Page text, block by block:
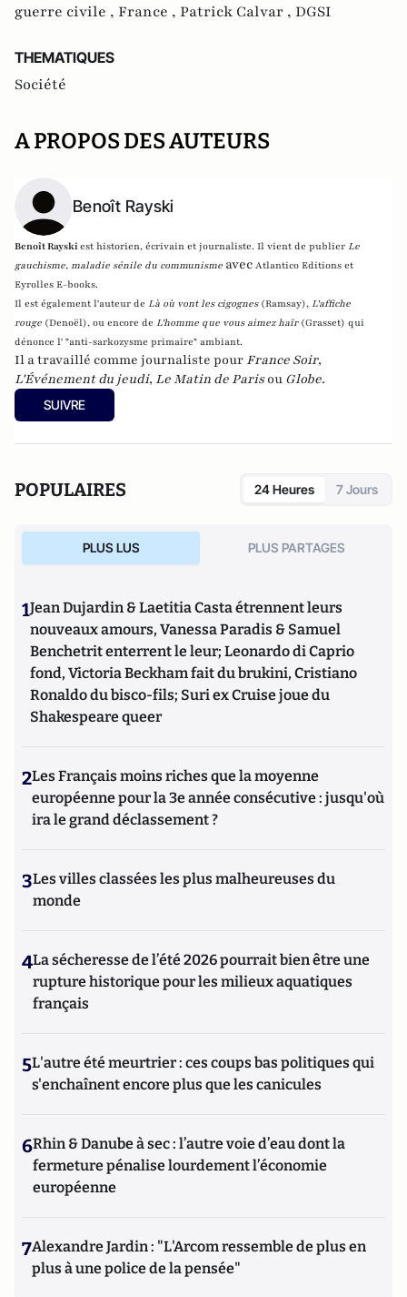
guerre civile , France , Patrick Calvar , DGSI
THEMATIQUES
Société
A PROPOS DES AUTEURS
Benoît Rayski
Benoît Rayskiest historien, écrivain et journaliste. Il vient de publier Le
gauchisme, maladie sénile du communisme avec Atlantico Editions et
Eyrolles E-books.
Il est également l'auteur de Là où vont les cigognes (Ramsay), L'affiche
rouge (Denoël), ou encore de L'homme que vous aimez haïr (Grasset) qui
dénonce l' "anti-sarkozysme primaire" ambiant.
Il a travaillé comme journaliste pour France Soir,
L'Événement du jeudi, Le Matin de Parisou Globe.
SUIVRE
POPULAIRES 24 Heures 7 Jours
PLUS LUS PLUS PARTAGES
1Jean Dujardin & Laetitia Casta étrennent leurs
nouveaux amours, Vanessa Paradis & Samuel
Benchetrit enterrent le leur; Leonardo di Caprio
fond, Victoria Beckham fait du brukini, Cristiano
Ronaldo du bisco-fils; Suri ex Cruise joue du
Shakespeare queer
2Les Français moins riches que la moyenne
européenne pour la 3e année consécutive : jusqu'où
ira le grand déclassement ?
3Les villes classées les plus malheureuses du
monde
4La sécheresse de l’été 2026 pourrait bien être une
rupture historique pour les milieux aquatiques
français
5L'autre été meurtrier : ces coups bas politiques qui
s'enchaînent encore plus que les canicules
6Rhin & Danube à sec : l’autre voie d’eau dont la
fermeture pénalise lourdement l’économie
européenne
7Alexandre Jardin : "L'Arcom ressemble de plus en
plus à une police de la pensée"